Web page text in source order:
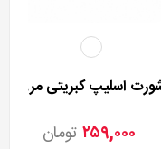
شورت اسلیپ کبریتی مردی مدل 2025
۲۵۹,۰۰۰ تومان